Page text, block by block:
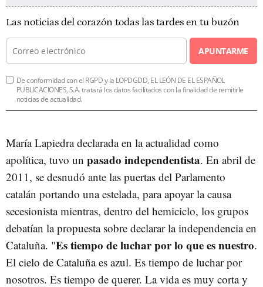
Las noticias del corazón todas las tardes en tu buzón
APUNTARME
De conformidad con el RGPD y la LOPDGDD, EL LEÓN DE EL ESPAÑOL
PUBLICACIONES, S.A. tratará los datos facilitados con la finalidad de remitirle
noticias de actualidad.
María Lapiedra declarada en la actualidad como
apolítica, tuvo un pasado independentista. En abril de
2011, se desnudó ante las puertas del Parlamento
catalán portando una estelada, para apoyar la causa
secesionista mientras, dentro del hemiciclo, los grupos
debatían la propuesta sobre declarar la independencia en
Cataluña. "Es tiempo de luchar por lo que es nuestro.
El cielo de Cataluña es azul. Es tiempo de luchar por
nosotros. Es tiempo de querer. La vida es muy corta y